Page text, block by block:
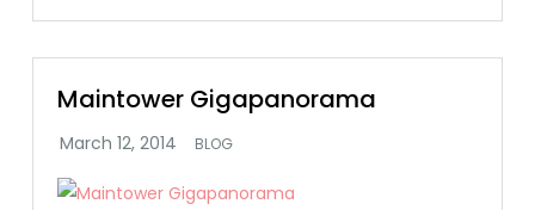
Maintower Gigapanorama
BLOG